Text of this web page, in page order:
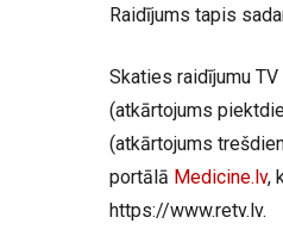
Raidījums tapis
Skaties raidījumu
(atkārtojums
(atkārtojums
portālā Medicine.lv,
https://www.retv.lv.